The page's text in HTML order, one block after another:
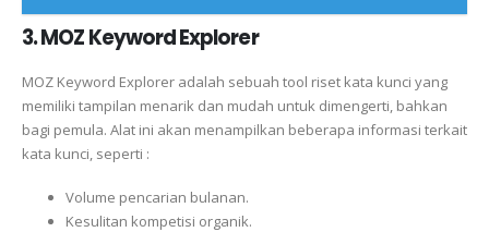
3. MOZ Keyword Explorer
MOZ Keyword Explorer adalah sebuah tool riset kata kunci yang
memiliki tampilan menarik dan mudah untuk dimengerti, bahkan
bagi pemula. Alat ini akan menampilkan beberapa informasi terkait
kata kunci, seperti :
Volume pencarian bulanan.
Kesulitan kompetisi organik.